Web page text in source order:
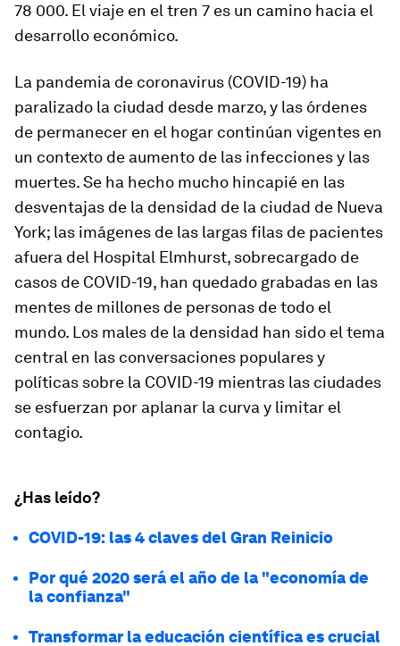
78 000. El viaje en el tren 7 es un camino hacia el
desarrollo económico.
La pandemia de coronavirus (COVID-19) ha
paralizado la ciudad desde marzo, y las órdenes
de permanecer en el hogar continúan vigentes en
un contexto de aumento de las infecciones y las
muertes. Se ha hecho mucho hincapié en las
desventajas de la densidad de la ciudad de Nueva
York; las imágenes de las largas filas de pacientes
afuera del Hospital Elmhurst, sobrecargado de
casos de COVID-19, han quedado grabadas en las
mentes de millones de personas de todo el
mundo. Los males de la densidad han sido el tema
central en las conversaciones populares y
políticas sobre la COVID-19 mientras las ciudades
se esfuerzan por aplanar la curva y limitar el
contagio.
¿Has leído?
COVID-19: las 4 claves del Gran Reinicio
Por qué 2020 será el año de la "economía de
la confianza"
Transformar la educación científica es crucial